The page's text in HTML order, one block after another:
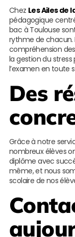
Chez Les Ailes de
pédagogique
bac à Toulouse
rythme de chacun.
compréhension
la gestion du
l’examen en toute
Des
Grâce à notre
nombreux élèves
diplôme avec
même, et nous
scolaire de nos